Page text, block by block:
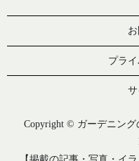
プラ
Copyright © ガーデニン